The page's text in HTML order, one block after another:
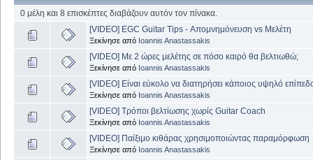
0 μέλη και 8 επισκέπτες διαβάζουν αυτόν τον πίνακα.
[VIDEO] EGC Guitar Tips - Απομνημόνευση vs Μελέτη
Ξεκίνησε από Ioannis Anastassakis
[VIDEO] Με 2 ώρες μελέτης σε πόσο καιρό θα βελτιωθώ;
Ξεκίνησε από Ioannis Anastassakis
[VIDEO] Είναι εύκολο να διατηρήσει κάποιος υψηλό
Ξεκίνησε από Ioannis Anastassakis
[VIDEO] Τρόποι βελτίωσης χωρίς Guitar Coach
Ξεκίνησε από Ioannis Anastassakis
[VIDEO] Παίξιμο κιθάρας χρησιμοποιώντας παραμόρφωση
Ξεκίνησε από Ioannis Anastassakis